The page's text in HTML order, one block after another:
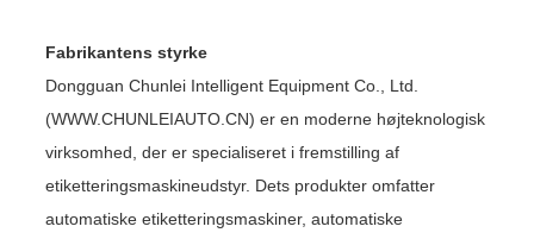
Fabrikantens styrke
Dongguan Chunlei Intelligent Equipment Co., Ltd.
(WWW.CHUNLEIAUTO.CN) er en moderne højteknologisk
virksomhed, der er specialiseret i fremstilling af
etiketteringsmaskineudstyr. Dets produkter omfatter
automatiske etiketteringsmaskiner, automatiske